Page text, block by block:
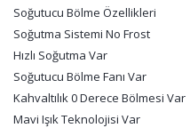
Soğutucu Bölme Özellikleri
Soğutma Sistemi No Frost
Hızlı Soğutma Var
Soğutucu Bölme Fanı Var
Kahvaltılık 0 Derece Bölmesi Var
Mavi Işık Teknolojisi Var